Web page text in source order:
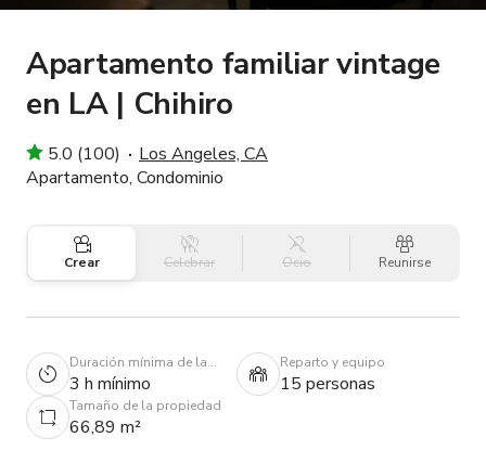
Apartamento familiar vintage
en LA | Chihiro
5.0 (100)
Los Angeles, CA
Apartamento, Condominio
Crear Celebrar Ocio Reunirse
Duración mínima de la
reserva
3 h mínimo
Reparto y equipo
15 personas
Tamaño de la propiedad
66,89 m²